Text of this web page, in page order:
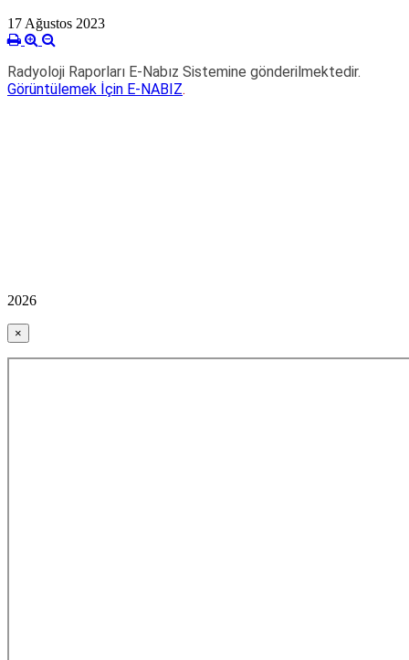
17 Ağustos 2023
Radyoloji Raporları E-Nabız Sistemine gönderilmektedir.
Görüntülemek İçin E-NABIZ.
2026
×